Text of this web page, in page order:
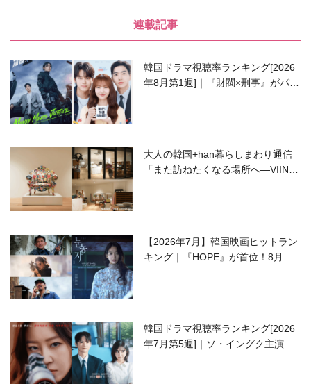
連載記事
韓国ドラマ視聴率ランキング[2026
年8月第1週]｜『財閥×刑事』がパワ
大人の韓国+han暮らしまわり通信
「また訪ねたくなる場所へ―VIIN C
【2026年7月】韓国映画ヒットラン
キング｜『HOPE』が首位！8月公
韓国ドラマ視聴率ランキング[2026
年7月第5週]｜ソ・イングク主演の